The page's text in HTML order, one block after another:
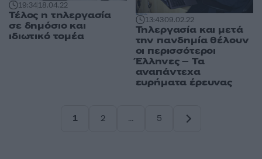
19:3418.04.22
Τέλος η τηλεργασία
σε δημόσιο και
ιδιωτικό τομέα
13:4309.02.22
Τηλεργασία και μετά
την πανδημία θέλουν
οι περισσότεροι
Έλληνες – Τα
αναπάντεχα
ευρήματα έρευνας
1
2
…
5